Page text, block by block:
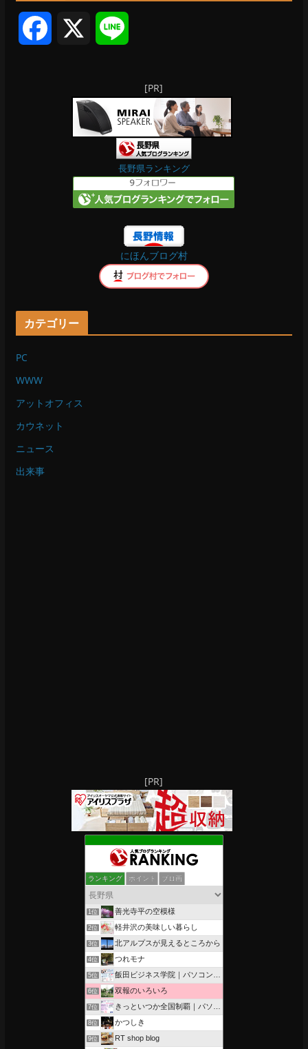
ブ
n
e
[PR]
長野県ランキング
にほんブログ村
カテゴリー
PC
WWW
アットオフィス
カウネット
ニュース
出来事
[PR]
ランキング ポイント ブロ画
1位 善光寺平の空模様
2位 軽井沢の美味しい暮らし
3位 北アルプスが見えるところから
4位 つれモナ
5位 飯田ビジネス学院｜パソコン、簿記、公共職業訓練と求職者支援
6位 双報のいろいろ
7位 きっといつか全国制覇｜パソコン教室、簿記教室のスタッフブログ
8位 かつしき
9位 RT shop blog